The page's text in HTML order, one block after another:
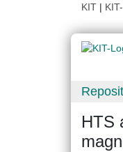
KIT |
HTS